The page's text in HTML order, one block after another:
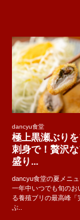
dancyu食堂
極上黒瀬ぶり
刺身で！贅沢
盛り...
dancyu食堂の夏メニュ
一年中いつでも旬のお
る養殖ブリの最高峰「
ぶ..